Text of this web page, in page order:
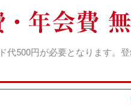
代500円が必要となります。